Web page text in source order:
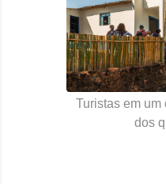
Turistas em um
dos